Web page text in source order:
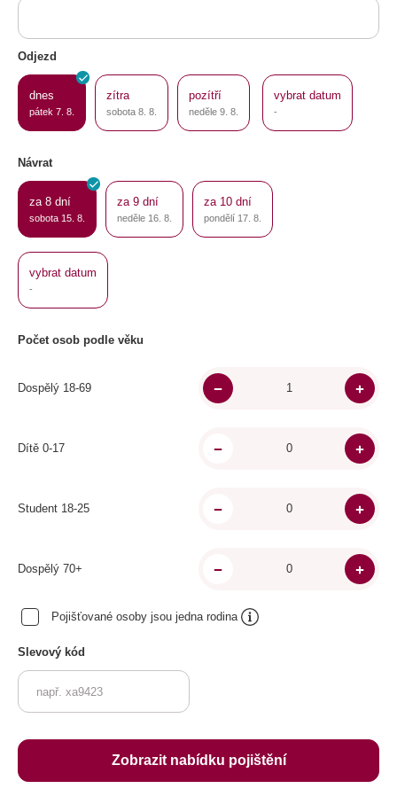
Odjezd
dnes
pátek 7. 8.
zítra
sobota 8. 8.
pozítří
neděle 9. 8.
vybrat datum
-
Návrat
za 8 dní
sobota 15. 8.
za 9 dní
neděle 16. 8.
za 10 dní
pondělí 17. 8.
vybrat datum
-
Počet osob podle věku
Dospělý 18-69
Dítě 0-17
Student 18-25
Dospělý 70+
Pojišťované osoby jsou jedna rodina
Slevový kód
Zobrazit nabídku pojištění